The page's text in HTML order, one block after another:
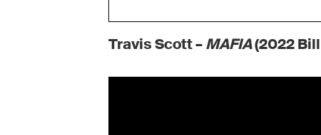
Travis Scott –MAFIA(2022